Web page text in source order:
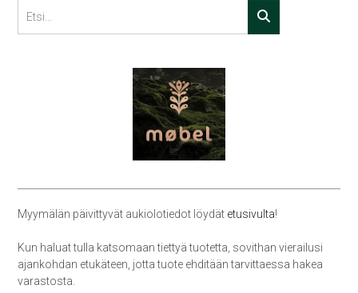
Myymälän päivittyvät aukiolotiedot löydät etusivulta!
Kun haluat tulla katsomaan tiettyä tuotetta, sovithan vierailusi
ajankohdan etukäteen, jotta tuote ehditään tarvittaessa hakea
varastosta.